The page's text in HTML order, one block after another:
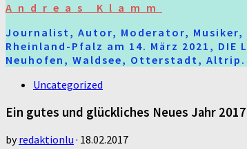
Andreas Klamm
Journalist, Autor, Moderator, Musiker,
Rheinland-Pfalz am 14. März 2021,
Neuhofen, Waldsee, Otterstadt, Altrip.
Uncategorized
Ein gutes und glückliches Neues Jahr 2017
byredaktionlu · 18.02.2017